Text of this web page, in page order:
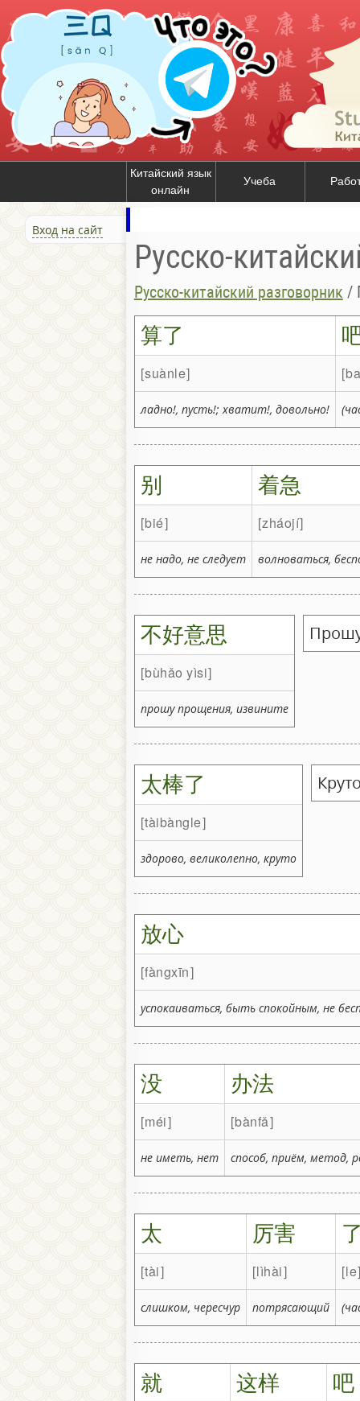
Китайский язык
онлайн
Учеба
Вход на сайт
Русско-
Русско-китайский разговорник /
算了
suànle
ладно!, пусть!; хватит!, довольно!
别 着急
bié zháojí
не надо, не следует волноваться,
不好意思
bùhǎo yìsi
прошу прощения, извините
太棒了
tàibàngle
здорово, великолепно, круто
放心
fàngxīn
успокаиваться, быть спокойным, не
没 办法
méi bànfǎ
не иметь, нет способ, приём, метод,
太 厉害
tài lìhài le
слишком, чересчур потрясающий
就 这样 吧